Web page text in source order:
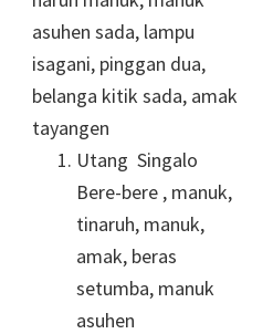
asuhen sada, lampu
isagani, pinggan dua,
belanga kitik sada, amak
tayangen
Utang Singalo
Bere-bere , manuk,
tinaruh, manuk,
amak, beras
setumba, manuk
asuhen